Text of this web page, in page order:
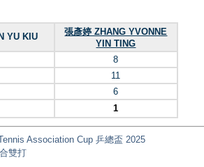
YU KIU
張彥婷 ZHANG YVONNE
YIN TING
8
11
6
1
Association Cup 乒總盃 2025
雙打